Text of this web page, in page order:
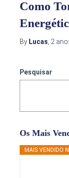
Como
By Lucas 2
Pesquisar
Os Mais
MAIS VENDIDO